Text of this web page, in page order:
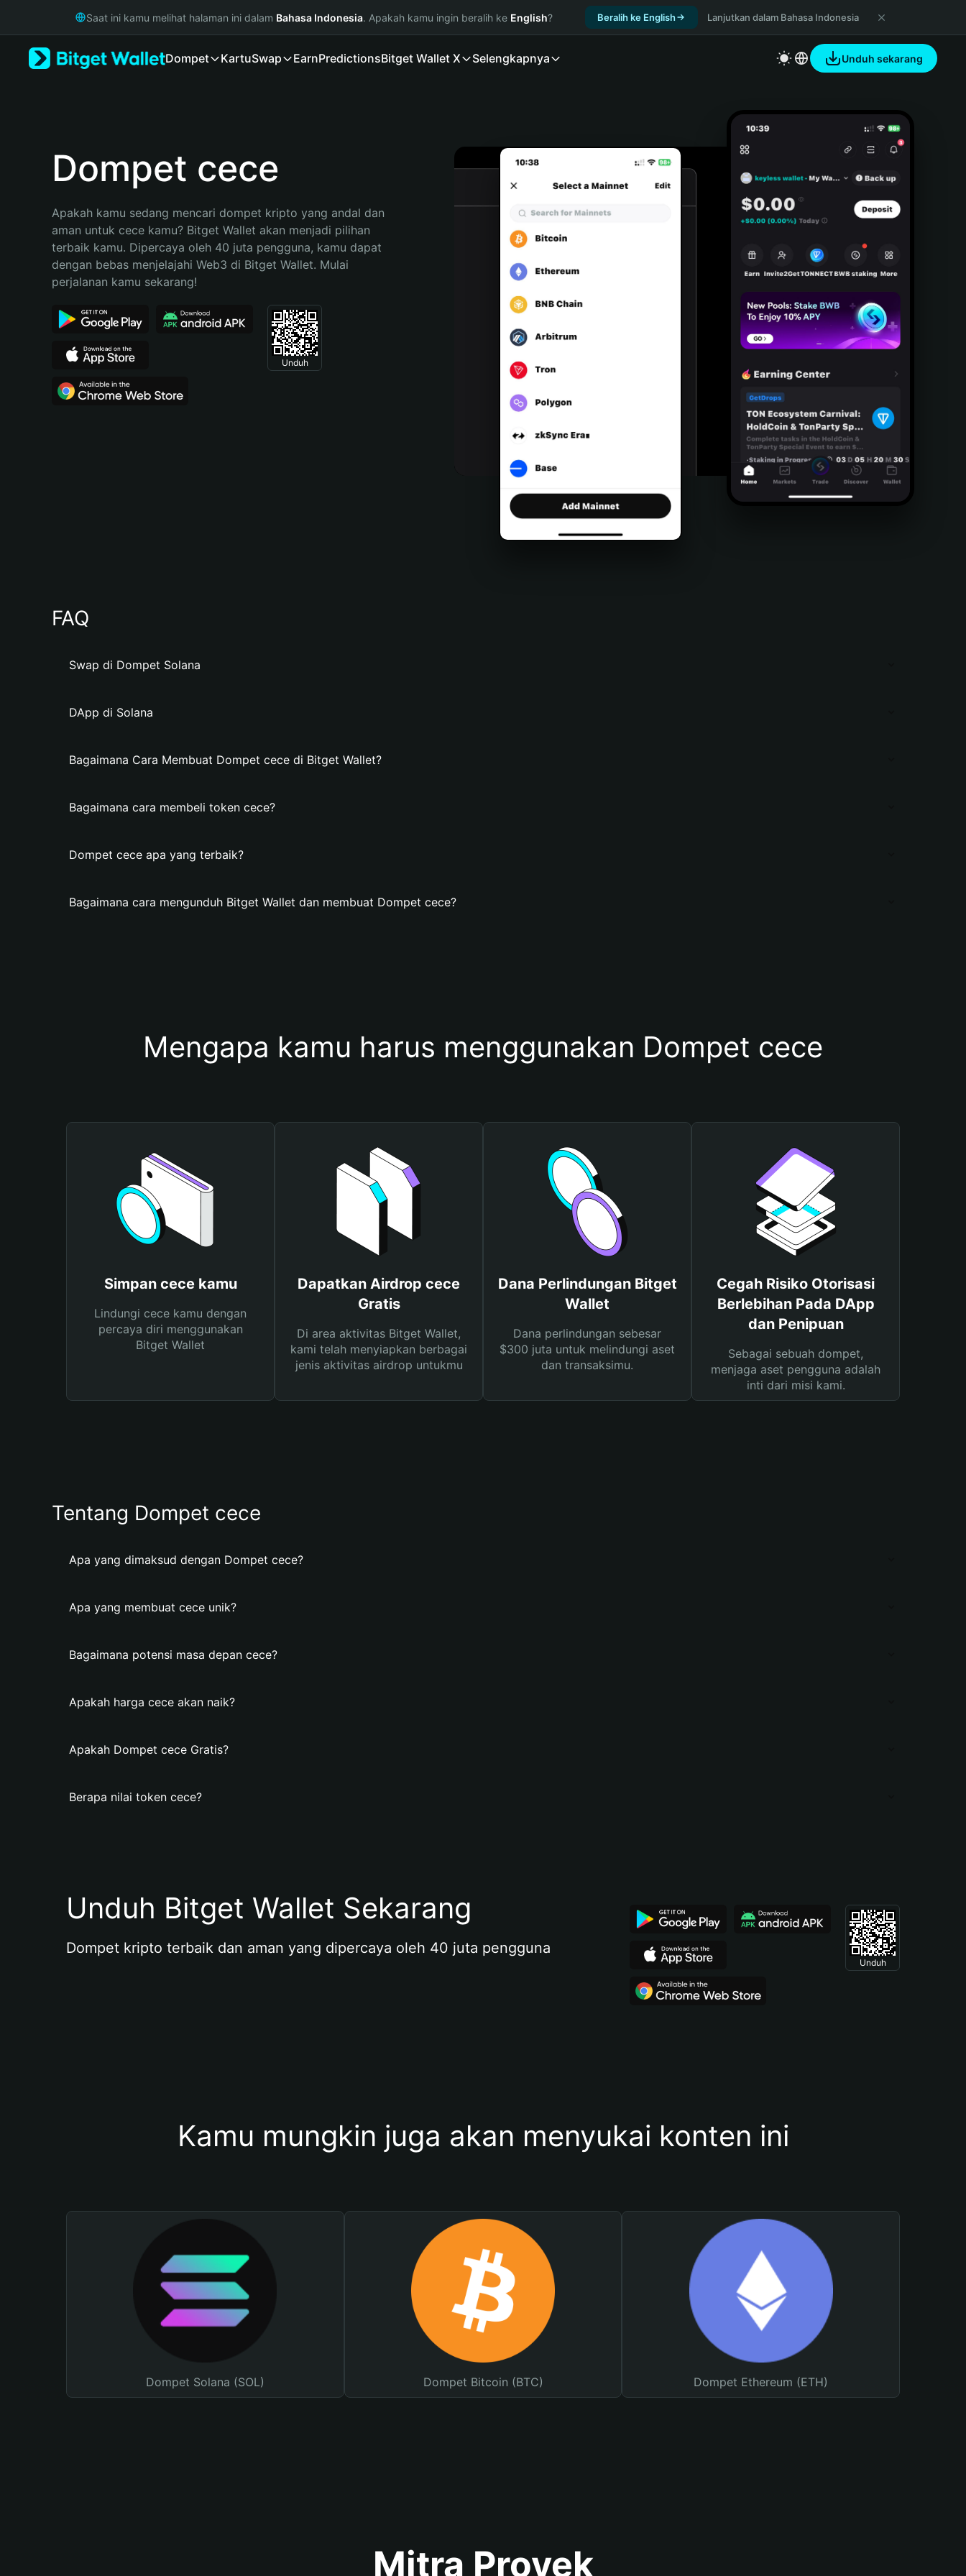
Русский
Bahasa Indonesia
Español (Argentina)
Saat ini kamu melihat halaman ini dalam Bahasa Indonesia. Apakah kamu ingin beralih ke English? Beralih ke English Lanjutkan dalam Bahasa Indonesia
Dompet KartuSwap EarnPredictionsBitget Wallet X Selengkapnya Unduh sekarang
Dompet cece
Apakah kamu sedang mencari dompet kripto yang andal dan
aman untuk cece kamu? Bitget Wallet akan menjadi pilihan
terbaik kamu. Dipercaya oleh 40 juta pengguna, kamu dapat
dengan bebas menjelajahi Web3 di Bitget Wallet. Mulai
perjalanan kamu sekarang!
Unduh
FAQ
Swap di Dompet Solana
DApp di Solana
Bagaimana Cara Membuat Dompet cece di Bitget Wallet?
Bagaimana cara membeli token cece?
Dompet cece apa yang terbaik?
Bagaimana cara mengunduh Bitget Wallet dan membuat Dompet cece?
Mengapa kamu harus menggunakan Dompet cece
Simpan cece kamu
Lindungi cece kamu dengan
percaya diri menggunakan
Bitget Wallet
Dapatkan Airdrop cece
Gratis
Di area aktivitas Bitget Wallet,
kami telah menyiapkan berbagai
jenis aktivitas airdrop untukmu
Dana Perlindungan Bitget
Wallet
Dana perlindungan sebesar
$300 juta untuk melindungi aset
dan transaksimu.
Cegah Risiko Otorisasi
Berlebihan Pada DApp
dan Penipuan
Sebagai sebuah dompet,
menjaga aset pengguna adalah
inti dari misi kami.
Tentang Dompet cece
Apa yang dimaksud dengan Dompet cece?
Apa yang membuat cece unik?
Bagaimana potensi masa depan cece?
Apakah harga cece akan naik?
Apakah Dompet cece Gratis?
Berapa nilai token cece?
Unduh Bitget Wallet Sekarang
Dompet kripto terbaik dan aman yang dipercaya oleh 40 juta pengguna
Unduh
Kamu mungkin juga akan menyukai konten ini
Dompet Solana (SOL) Dompet Bitcoin (BTC) Dompet Ethereum (ETH)
Mitra Proyek